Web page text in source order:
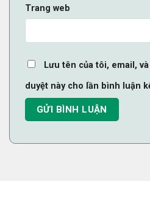
Trang web
Lưu tên của tôi, email,
duyệt này cho lần bình luận